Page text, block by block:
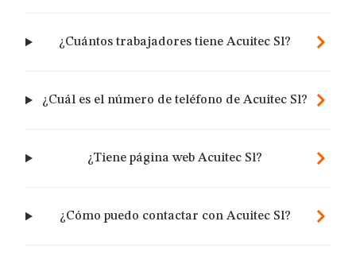
¿Cuántos trabajadores tiene Acuitec Sl?
¿Cuál es el número de teléfono de Acuitec Sl?
¿Tiene página web Acuitec Sl?
¿Cómo puedo contactar con Acuitec Sl?